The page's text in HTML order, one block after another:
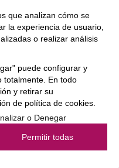
Practice 5512
que analizan cómo se
la experiencia de usuario,
o realizar análisis
puede configurar y
totalmente. En todo
y retirar su
de política de cookies.
o Denegar
Permitir todas